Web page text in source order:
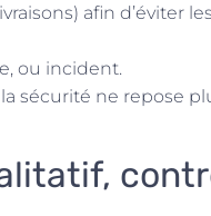
afin d’éviter
ou incident.
sécurité ne repose